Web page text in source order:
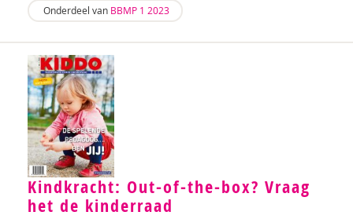
Mohamed el Bouk
Cristel Elias
Sabine van Elk
Lynn van Ewijk
Belinda Fallaux
Marinda Fischer
Ruben Fukkink
Onderdeel van BBMP 1 2023
Kindkracht: Out-of-the-box? Vraag
het de kinderraad